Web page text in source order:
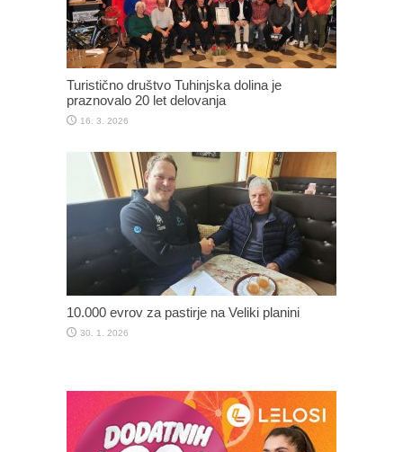
Turistično društvo Tuhinjska dolina je
praznovalo 20 let delovanja
16. 3. 2026
10.000 evrov za pastirje na Veliki planini
30. 1. 2026